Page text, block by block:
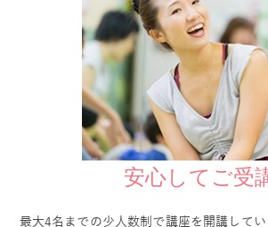
安心してご受
最大4名までの少人数制で講座を開講して